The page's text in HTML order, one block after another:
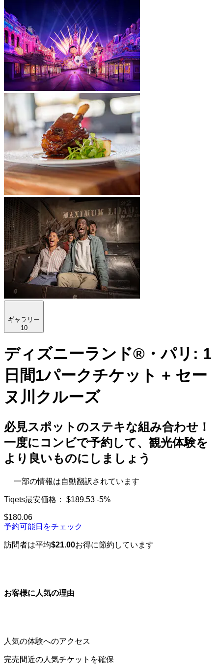
ギャラリー
10
ディズニーランド®・パリ: 1
日間1パークチケット + セー
ヌ川クルーズ
必見スポットのステキな組み合わせ！
一度にコンビで予約して、観光体験を
より良いものにしましょう
一部の情報は自動翻訳されています
Tiqets最安価格： $189.53 -5%
$180.06
予約可能日をチェック
訪問者は平均$21.00お得に節約しています
お客様に人気の理由
人気の体験へのアクセス
完売間近の人気チケットを確保